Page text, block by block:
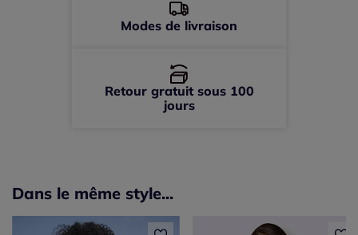
Modes de livraison
Retour gratuit sous 100
jours
Dans le même style...